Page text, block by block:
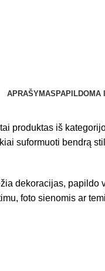
APRAŠYMASPAPILDOMA
produktas iš
suformuoti bendrą
dekoracijas,
foto sienomis ar